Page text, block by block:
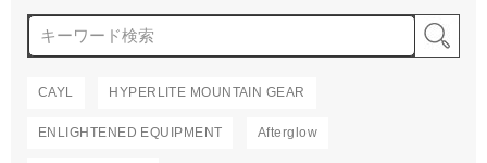
CAYL HYPERLITE MOUNTAIN GEAR
ENLIGHTENED EQUIPMENT Afterglow